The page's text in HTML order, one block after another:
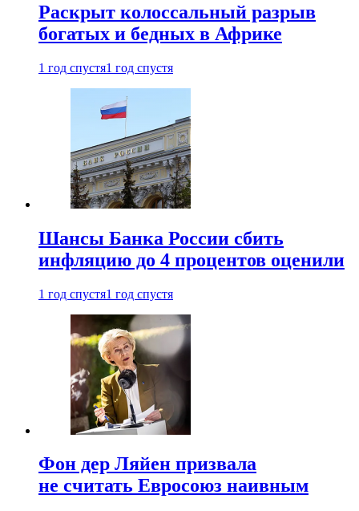
Раскрыт колоссальный разрыв
богатых и бедных в Африке
1 год спустя1 год спустя
Шансы Банка России сбить
инфляцию до 4 процентов оценили
1 год спустя1 год спустя
Фон дер Ляйен призвала
не считать Евросоюз наивным